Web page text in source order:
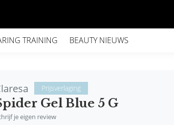
TRAINING BEAUTY NIEUWS
Prijsverlaging
Gel Blue 5 G
je eigen review